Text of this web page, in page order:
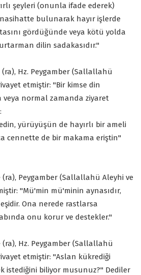
şeyleri (onunla ifade ederek)
nasihatte bulunarak hayır işlerde
gördüğünde veya kötü yolda
dilin sadakasıdır."
(ra), Hz. Peygamber (Sallallahü
etmiştir: "Bir kimse din
veya normal zamanda ziyaret
yürüyüşün de hayırlı bir ameli
cennette de bir makama eriştin"
(ra), Peygamber (Sallallahü Aleyhi ve
"Mü'min mü'minin aynasıdır,
Ona nerede rastlarsa
onu korur ve destekler."
(ra), Hz. Peygamber (Sallallahü
etmiştir: "Aslan kükrediği
istediğini biliyor musunuz?" Dediler